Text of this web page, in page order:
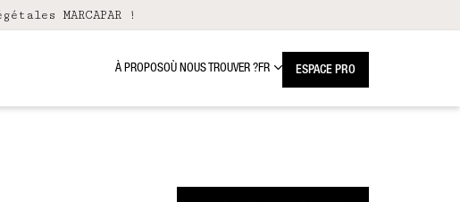
MARCAPAR !
À PROPOSOÙ NOUS TROUVER ?FR ESPACE PRO